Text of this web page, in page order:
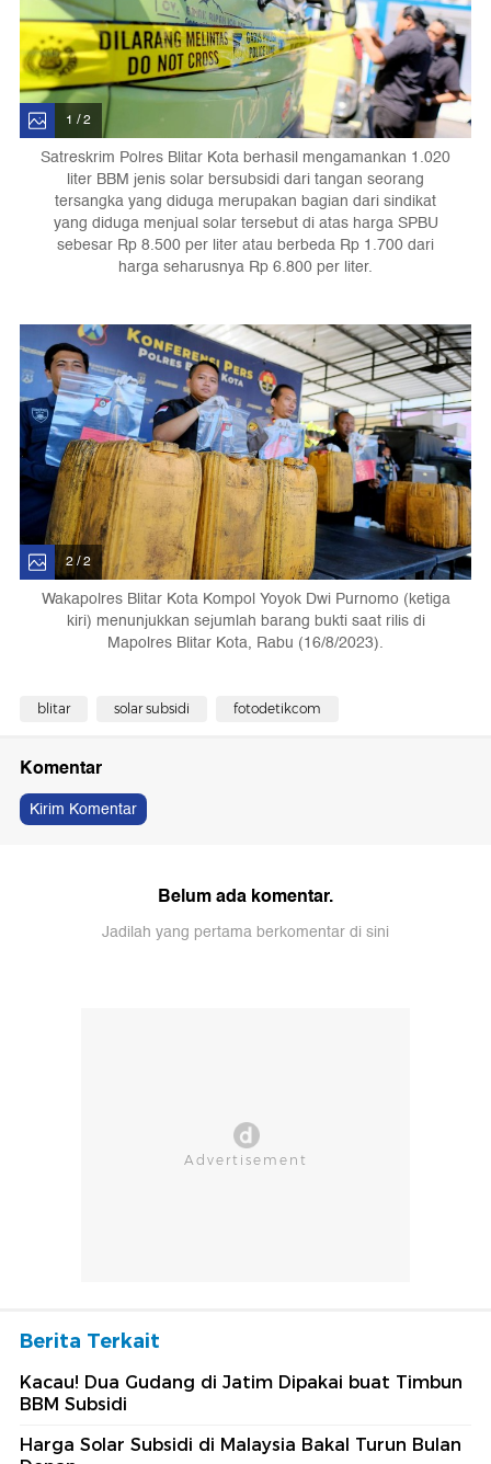
1 / 2
Satreskrim Polres Blitar Kota berhasil mengamankan 1.020
liter BBM jenis solar bersubsidi dari tangan seorang
tersangka yang diduga merupakan bagian dari sindikat
yang diduga menjual solar tersebut di atas harga SPBU
sebesar Rp 8.500 per liter atau berbeda Rp 1.700 dari
harga seharusnya Rp 6.800 per liter.
2 / 2
Wakapolres Blitar Kota Kompol Yoyok Dwi Purnomo (ketiga
kiri) menunjukkan sejumlah barang bukti saat rilis di
Mapolres Blitar Kota, Rabu (16/8/2023).
blitar solar subsidi fotodetikcom
Komentar
Kirim Komentar
Belum ada komentar.
Jadilah yang pertama berkomentar di sini
Berita Terkait
Kacau! Dua Gudang di Jatim Dipakai buat Timbun
BBM Subsidi
Harga Solar Subsidi di Malaysia Bakal Turun Bulan